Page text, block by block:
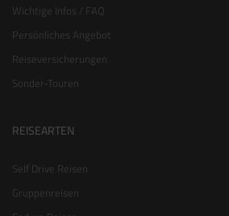
Wichtige Infos / FAQ
Persönliches Angebot
Reiseversicherungen
Sonder-Touren
REISEARTEN
Self Drive Reisen
Gruppenreisen